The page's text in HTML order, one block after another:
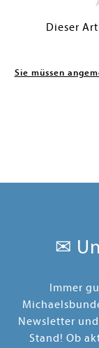
Dieser
Sie müssen
✉
Immer
Newsletter
Stand! Ob